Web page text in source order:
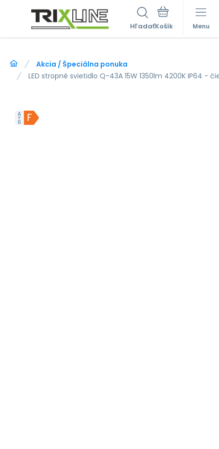
Hľadať Menu
Akcia / Špeciálna ponuka
LED stropné svietidlo Q-43A 15W 1350lm 4200K IP64 -